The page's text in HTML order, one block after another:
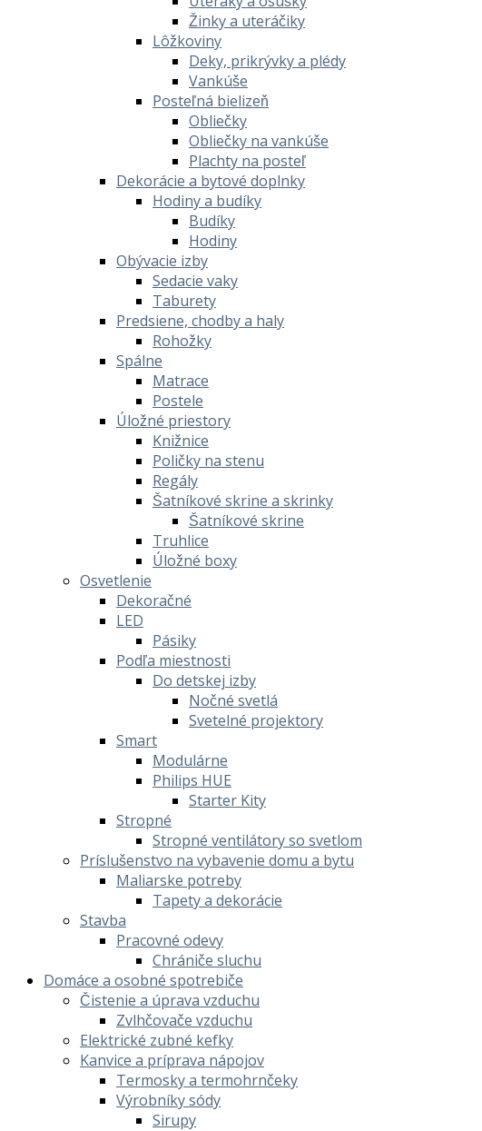
Žinky a uteráčiky
Lôžkoviny
Deky, prikrývky a plédy
Vankúše
Posteľná bielizeň
Obliečky
Obliečky na vankúše
Plachty na posteľ
Dekorácie a bytové doplnky
Hodiny a budíky
Budíky
Hodiny
Obývacie izby
Sedacie vaky
Taburety
Predsiene, chodby a haly
Rohožky
Spálne
Matrace
Postele
Úložné priestory
Knižnice
Poličky na stenu
Regály
Šatníkové skrine a skrinky
Šatníkové skrine
Truhlice
Úložné boxy
Osvetlenie
Dekoračné
LED
Pásiky
Podľa miestnosti
Do detskej izby
Nočné svetlá
Svetelné projektory
Smart
Modulárne
Philips HUE
Starter Kity
Stropné
Stropné ventilátory so svetlom
Príslušenstvo na vybavenie domu a bytu
Maliarske potreby
Tapety a dekorácie
Stavba
Pracovné odevy
Chrániče sluchu
Domáce a osobné spotrebiče
Čistenie a úprava vzduchu
Zvlhčovače vzduchu
Elektrické zubné kefky
Kanvice a príprava nápojov
Termosky a termohrnčeky
Výrobníky sódy
Sirupy